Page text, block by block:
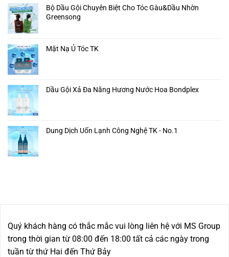
Bộ Dầu Gội Chuyên Biệt Cho Tóc Gàu&Dầu Nhờn
Greensong
Mặt Nạ Ủ Tóc TK
Dầu Gội Xả Đa Năng Hương Nước Hoa Bondplex
Dung Dịch Uốn Lạnh Công Nghệ TK - No.1
Quý khách hàng có thắc mắc vui lòng liên hệ với MS Group
trong thời gian từ 08:00 đến 18:00 tất cả các ngày trong
tuần từ thứ Hai đến Thứ Bảy